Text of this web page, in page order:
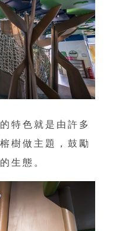
特色就是由許多
樹做主題，鼓勵
生態。